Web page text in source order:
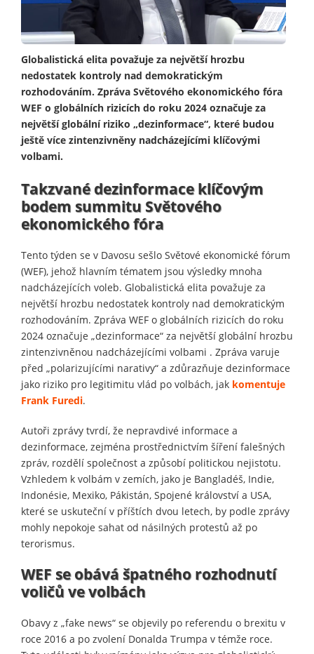
Globalistická elita považuje za největší hrozbu
nedostatek kontroly nad demokratickým
rozhodováním. Zpráva Světového ekonomického fóra
WEF o globálních rizicích do roku 2024 označuje za
největší globální riziko „dezinformace“, které budou
ještě více zintenzivněny nadcházejícími klíčovými
volbami.
Takzvané dezinformace klíčovým
bodem summitu Světového
ekonomického fóra
Tento týden se v Davosu sešlo Světové ekonomické fórum
(WEF), jehož hlavním tématem jsou výsledky mnoha
nadcházejících voleb. Globalistická elita považuje za
největší hrozbu nedostatek kontroly nad demokratickým
rozhodováním. Zpráva WEF o globálních rizicích do roku
2024 označuje „dezinformace“ za největší globální hrozbu
zintenzivněnou nadcházejícími volbami . Zpráva varuje
před „polarizujícími narativy“ a zdůrazňuje dezinformace
jako riziko pro legitimitu vlád po volbách, jak komentuje
Frank Furedi.
Autoři zprávy tvrdí, že nepravdivé informace a
dezinformace, zejména prostřednictvím šíření falešných
zpráv, rozdělí společnost a způsobí politickou nejistotu.
Vzhledem k volbám v zemích, jako je Bangladéš, Indie,
Indonésie, Mexiko, Pákistán, Spojené království a USA,
které se uskuteční v příštích dvou letech, by podle zprávy
mohly nepokoje sahat od násilných protestů až po
terorismus.
WEF se obává špatného rozhodnutí
voličů ve volbách
Obavy z „fake news“ se objevily po referendu o brexitu v
roce 2016 a po zvolení Donalda Trumpa v témže roce.